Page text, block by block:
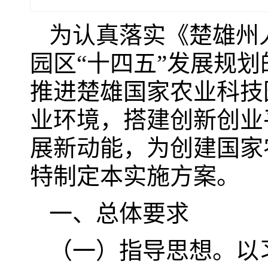
为认真落实《楚雄
园区“十四五”发展规
推进楚雄国家农业科
业环境，搭建创新创
展新动能，为创建国
特制定本实施方案。
一、总体要求
（一）指导思想。